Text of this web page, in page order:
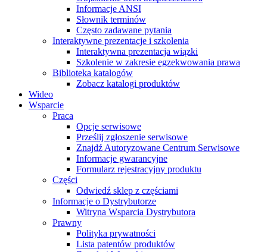
Informacje ANSI
Słownik terminów
Często zadawane pytania
Interaktywne prezentacje i szkolenia
Interaktywna prezentacja wiązki
Szkolenie w zakresie egzekwowania prawa
Biblioteka katalogów
Zobacz katalogi produktów
Wideo
Wsparcie
Praca
Opcje serwisowe
Prześlij zgłoszenie serwisowe
Znajdź Autoryzowane Centrum Serwisowe
Informacje gwarancyjne
Formularz rejestracyjny produktu
Części
Odwiedź sklep z częściami
Informacje o Dystrybutorze
Witryna Wsparcia Dystrybutora
Prawny
Polityka prywatności
Lista patentów produktów